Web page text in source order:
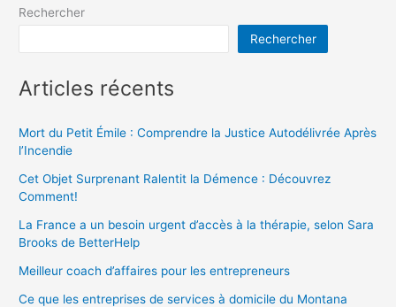
Rechercher
Rechercher
Articles récents
Mort du Petit Émile : Comprendre la Justice Autodélivrée Après
l’Incendie
Cet Objet Surprenant Ralentit la Démence : Découvrez
Comment!
La France a un besoin urgent d’accès à la thérapie, selon Sara
Brooks de BetterHelp
Meilleur coach d’affaires pour les entrepreneurs
Ce que les entreprises de services à domicile du Montana